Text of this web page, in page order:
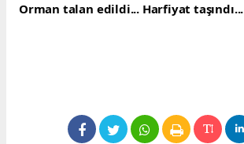
Orman talan edildi... Harfiyat taşındı...